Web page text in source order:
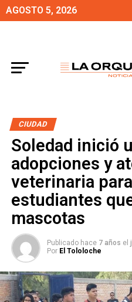
AGOSTO 5, 2026
CIUDAD
Soledad inició
adopciones y
veterinaria
estudiantes
mascotas
Publicado hace 7 años el
Por El Tololoche